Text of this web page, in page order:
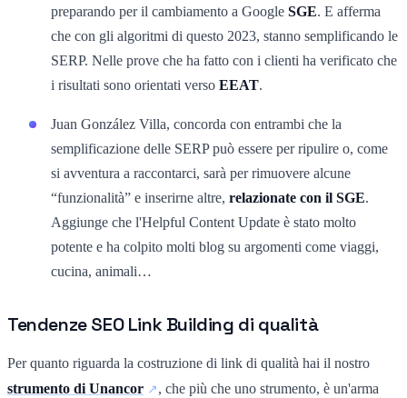
preparando per il cambiamento a Google SGE. E afferma
che con gli algoritmi di questo 2023, stanno semplificando le
SERP. Nelle prove che ha fatto con i clienti ha verificato che
i risultati sono orientati verso EEAT.
Juan González Villa, concorda con entrambi che la
semplificazione delle SERP può essere per ripulire o, come
si avventura a raccontarci, sarà per rimuovere alcune
“funzionalità” e inserirne altre, relazionate con il SGE.
Aggiunge che l'Helpful Content Update è stato molto
potente e ha colpito molti blog su argomenti come viaggi,
cucina, animali…
Tendenze SEO Link Building di qualità
Per quanto riguarda la costruzione di link di qualità hai il nostro
strumento di Unancor
, che più che uno strumento, è un'arma